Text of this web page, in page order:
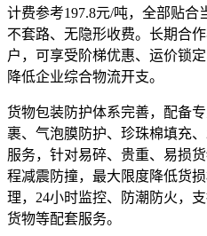
计费参考197.8元/吨，全部贴合
不套路、无隐形收费。长期合
户，可享受阶梯优惠、运价锁
降低企业综合物流开支。
货物包装防护体系完善，配备
裹、气泡膜防护、珍珠棉填充
服务，针对易碎、贵重、易损
程减震防撞，最大限度降低货
理，24小时监控、防潮防火，
货物等配套服务。